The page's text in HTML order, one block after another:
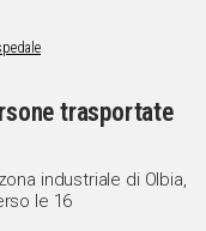
trasportate
industriale di Olbia,
le 16